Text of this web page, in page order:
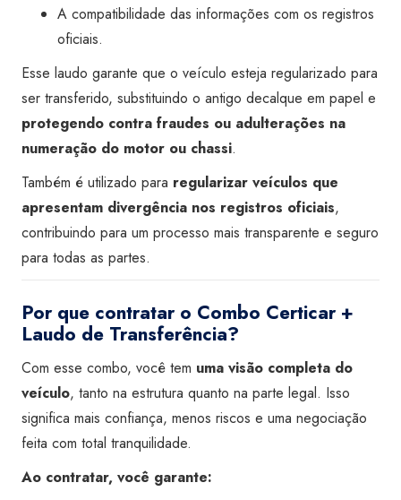
A compatibilidade das informações com os registros
oficiais.
Esse laudo garante que o veículo esteja regularizado para
ser transferido, substituindo o antigo decalque em papel e
protegendo contra fraudes ou adulterações na
numeração do motor ou chassi.
Também é utilizado para regularizar veículos que
apresentam divergência nos registros oficiais,
contribuindo para um processo mais transparente e seguro
para todas as partes.
Por que contratar o Combo Certicar +
Laudo de Transferência?
Com esse combo, você tem uma visão completa do
veículo, tanto na estrutura quanto na parte legal. Isso
significa mais confiança, menos riscos e uma negociação
feita com total tranquilidade.
Ao contratar, você garante: